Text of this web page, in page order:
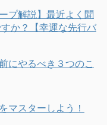
プ解説】最近よく聞
か？【幸運な先行バ
にやるべき３つのこ
マスターしよう！